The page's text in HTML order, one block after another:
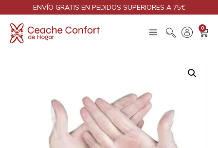
ENVÍO GRATIS EN PEDIDOS SUPERIORES A 75€
0